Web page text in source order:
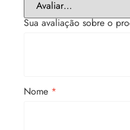
Sua avaliação sobre o
Nome *